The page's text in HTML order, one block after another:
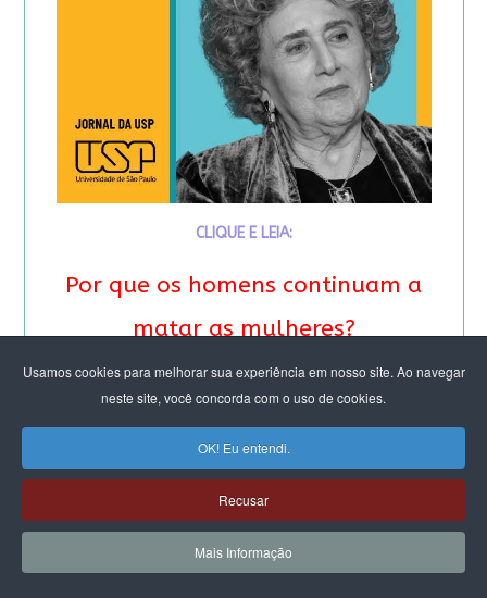
Usamos cookies para melhorar sua experiência em nosso site. Ao navegar
neste site, você concorda com o uso de cookies.
OK! Eu entendi.
Recusar
Mais Informação
CLIQUE E LEIA:
Por que os homens continuam a
matar as mulheres?
&
Feminicídio: “A noção de
propriedade é profunda”.
Entrevista especial com Eva
Alterman Blay